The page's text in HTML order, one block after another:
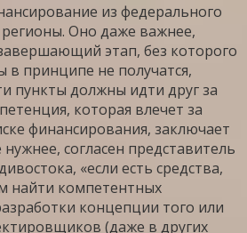
из федерального
Оно даже важнее,
этап, без которого
в принципе не получатся,
пункты должны идти друг за
которая влечет за
финансирования, заключает
согласен представитель
«если есть средства,
найти компетентных
концепции того или
(даже в других